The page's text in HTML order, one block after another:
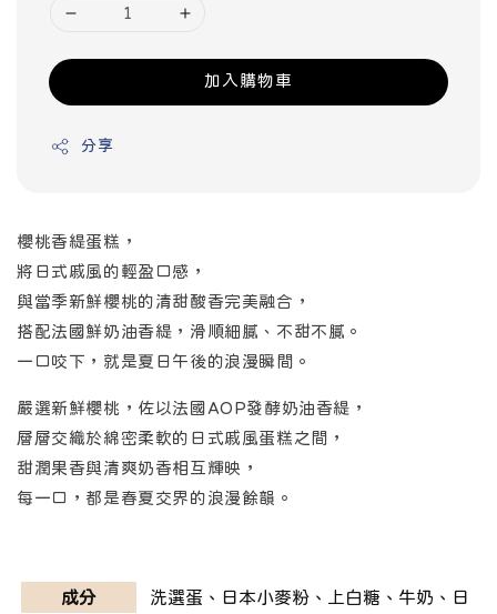
加入購物車
分享
櫻桃香緹蛋糕，
將日式戚風的輕盈口感，
與當季新鮮櫻桃的清甜酸香完美融合，
搭配法國鮮奶油香緹，滑順細膩、不甜不膩。
一口咬下，就是夏日午後的浪漫瞬間。
嚴選新鮮櫻桃，佐以法國AOP發酵奶油香緹，
層層交織於綿密柔軟的日式戚風蛋糕之間，
甜潤果香與清爽奶香相互輝映，
每一口，都是春夏交界的浪漫餘韻。
成分 洗選蛋、日本小麥粉、上白糖、牛奶、日